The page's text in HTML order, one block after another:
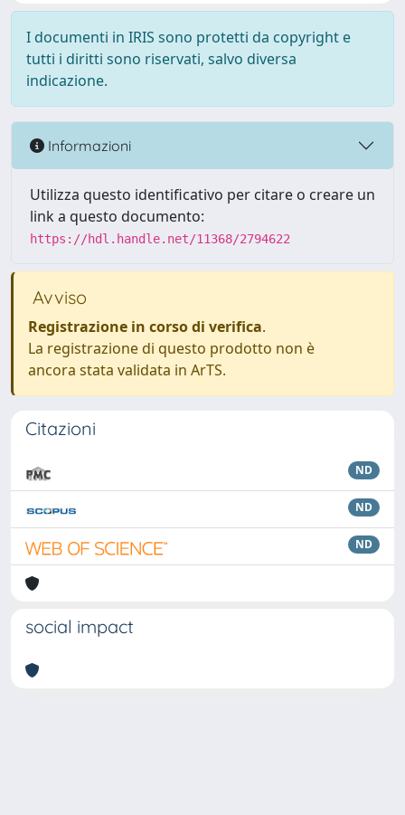
I documenti in IRIS sono protetti da copyright e
tutti i diritti sono riservati, salvo diversa
indicazione.
Informazioni
Utilizza questo identificativo per citare o creare un
link a questo documento:
https://hdl.handle.net/11368/2794622
Avviso
Registrazione in corso di verifica.
La registrazione di questo prodotto non è
ancora stata validata in ArTS.
Citazioni
ND
ND
ND
social impact